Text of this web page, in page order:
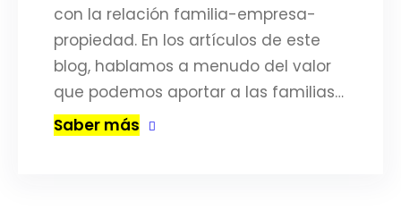
con la relación familia-empresa-
propiedad. En los artículos de este
blog, hablamos a menudo del valor
que podemos aportar a las familias…
Saber más